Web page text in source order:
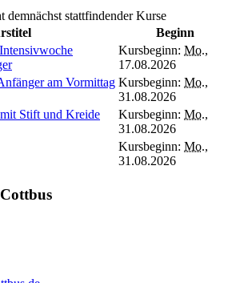
demnächst stattfindender Kurse
Beginn
Kursbeginn: Mo.,
17.08.2026
am Vormittag Kursbeginn: Mo.,
31.08.2026
Stift und Kreide
Kursbeginn: Mo.,
31.08.2026
Kursbeginn: Mo.,
31.08.2026